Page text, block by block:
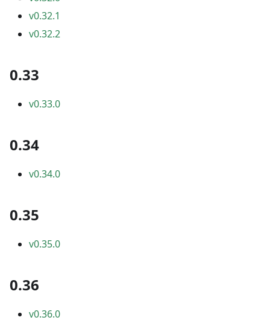
v0.32.1
v0.32.2
0.33
v0.33.0
0.34
v0.34.0
0.35
v0.35.0
0.36
v0.36.0